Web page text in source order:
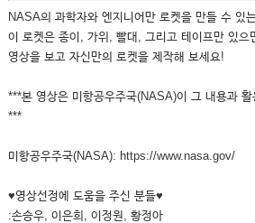
NASA의 과학자와 엔지니어만 로켓을 만들 수 있
이 로켓은 종이, 가위, 빨대, 그리고 테이프만 있으
영상을 보고 자신만의 로켓을 제작해 보세요!
***본 영상은 미항공우주국(NASA)이 그 내용과
***
미항공우주국(NASA): https://www.nasa.gov/
♥영상선정에 도움을 주신 분들♥
:손승우, 이은희, 이정원, 황정아